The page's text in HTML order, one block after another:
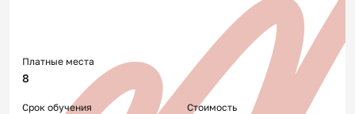
Платные места
8
Срок обучения Стоимость